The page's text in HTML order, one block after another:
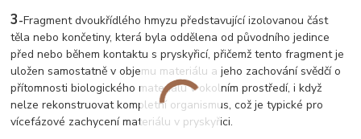
3-Fragment dvoukřídlého hmyzu představující izolovanou část
těla nebo končetiny, která byla oddělena od původního jedince
před nebo během kontaktu s pryskyřicí, přičemž tento fragment je
uložen samostatně v objemu materiálu a jeho zachování svědčí o
přítomnosti biologického materiálu v okolním prostředí, i když
nelze rekonstruovat kompletní organismus, což je typické pro
vícefázové zachycení materiálu v pryskyřici.